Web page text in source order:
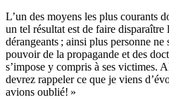
L’un des moyens les plus courants
un tel résultat est de faire disparaître
dérangeants ; ainsi plus personne
pouvoir de la propagande et des
s’impose y compris à ses victimes.
devrez rappeler ce que je viens
avions oublié! »